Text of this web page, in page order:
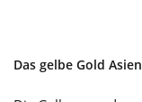
Das gelbe Gold